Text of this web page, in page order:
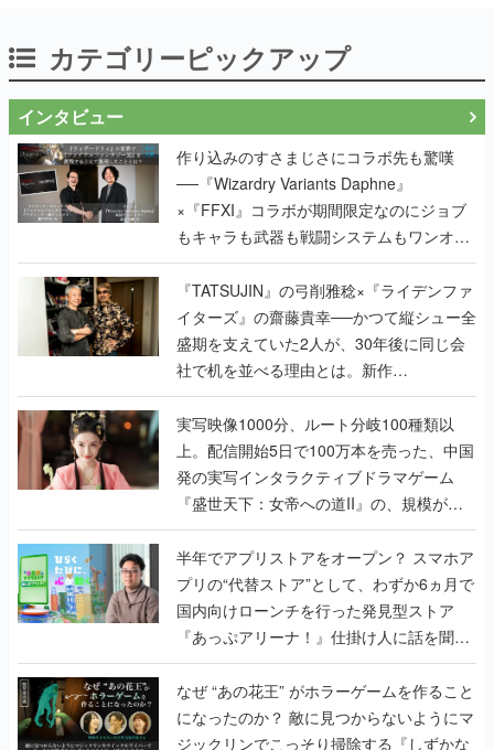
カテゴリーピックアップ
インタビュー
作り込みのすさまじさにコラボ先も驚嘆
──『Wizardry Variants Daphne』
×『FFXI』コラボが期間限定なのにジョブ
もキャラも武器も戦闘システムもワンオフ
で作り込まれた理由を両ディレクターに聞
く
『TATSUJIN』の弓削雅稔×『ライデンファ
イターズ』の齋藤貴幸──かつて縦シュー全
盛期を支えていた2人が、30年後に同じ会
社で机を並べる理由とは。新作
『TATSUJIN EXTREME』で初タッグを組
んだレジェンド2人に訊く開発秘話
実写映像1000分、ルート分岐100種類以
上。配信開始5日で100万本を売った、中国
発の実写インタラクティブドラマゲーム
『盛世天下：女帝への道II』の、規模が違
うこだわりをプロデューサーに聞いた
半年でアプリストアをオープン？ スマホア
プリの“代替ストア”として、わずか6ヵ月で
国内向けローンチを行った発見型ストア
『あっぷアリーナ！』仕掛け人に話を聞い
てみた
なぜ “あの花王” がホラーゲームを作ること
になったのか？ 敵に見つからないようにマ
ジックリンでこっそり掃除する『しずかな